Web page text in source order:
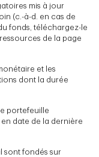
mis à jour
(c.-à-d. en cas de
fonds, téléchargez-le
de la page
et les
dont la durée
portefeuille
date de la dernière
sont fondés sur